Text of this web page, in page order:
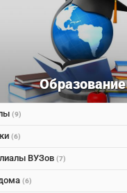
Образование
(9)
(6)
ВУЗов (7)
(6)